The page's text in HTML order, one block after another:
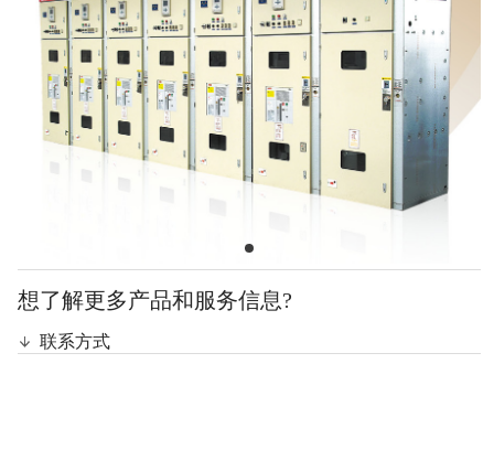
想了解更多产品和服务信息?
联系方式